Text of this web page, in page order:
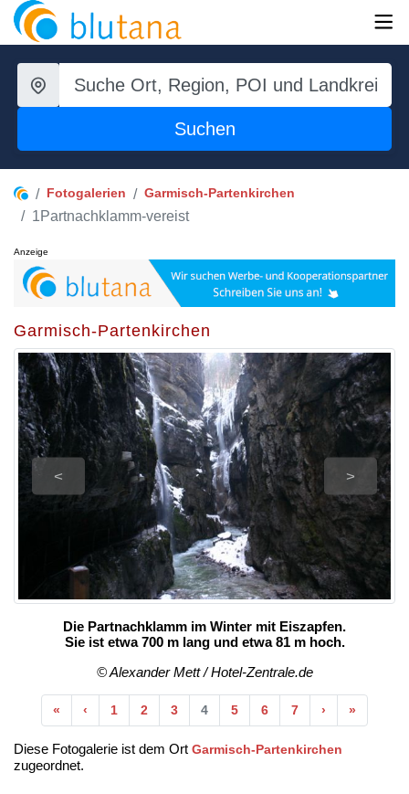
Suchen
Fotogalerien Garmisch-Partenkirchen
1Partnachklamm-vereist
Anzeige
Garmisch-Partenkirchen
< >
Die Partnachklamm im Winter mit Eiszapfen.
Sie ist etwa 700 m lang und etwa 81 m hoch.
© Alexander Mett / Hotel-Zentrale.de
« Anfang
‹ Vorherige
1 2 3 4 5 6 7 › Nächste
»
Diese Fotogalerie ist dem Ort Garmisch-Partenkirchen
zugeordnet.